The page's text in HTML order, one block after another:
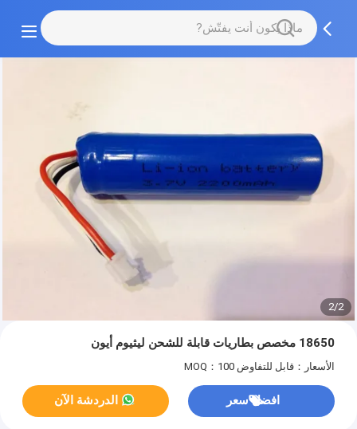
2/2
18650 مخصص بطاريات قابلة للشحن ليثيوم أيون
الأسعار：قابل للتفاوض MOQ：100
افضل سعر الدردشة الآن